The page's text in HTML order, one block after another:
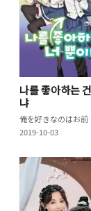
나를 좋아하는
냐
俺を
2019-10-03